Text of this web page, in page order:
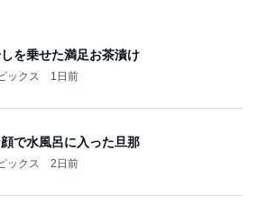
を乗せた満足お茶漬け
ックス 1日前
で水風呂に入った旦那
ックス 2日前